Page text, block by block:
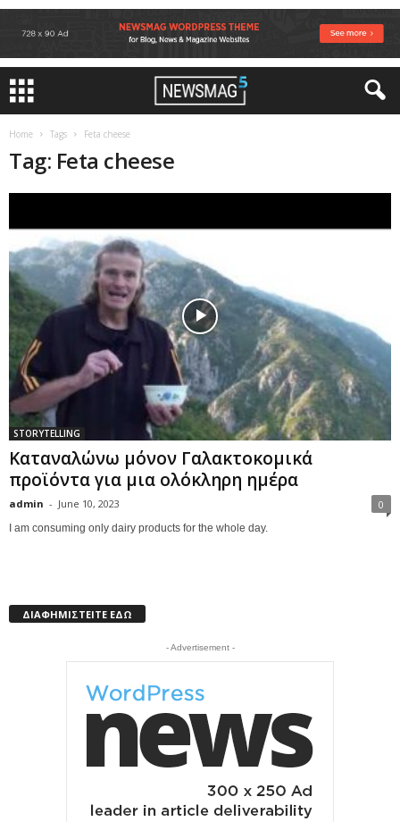
Home Tags Feta cheese
Tag: Feta cheese
STORYTELLING
Καταναλώνω μόνον Γαλακτοκομικά
προϊόντα για μια ολόκληρη ημέρα
admin - June 10, 2023 0
I am consuming only dairy products for the whole day.
ΔΙΑΦΗΜΙΣΤΕΙΤΕ ΕΔΩ
- Advertisement -